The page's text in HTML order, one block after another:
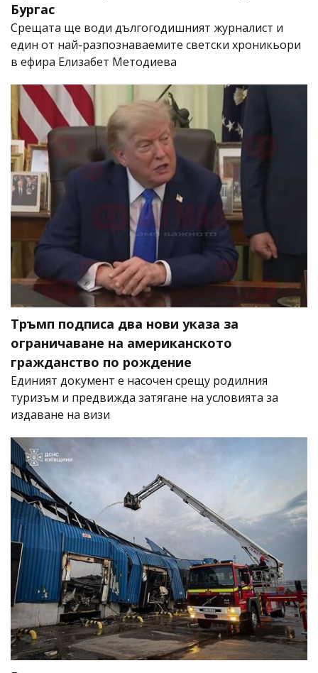
Бургас
Срещата ще води дългогодишният журналист и
един от най-разпознаваемите светски хроникьори
в ефира Елизабет Методиева
Тръмп подписа два нови указа за
ограничаване на американското
гражданство по рождение
Единият документ е насочен срещу родилния
туризъм и предвижда затягане на условията за
издаване на визи